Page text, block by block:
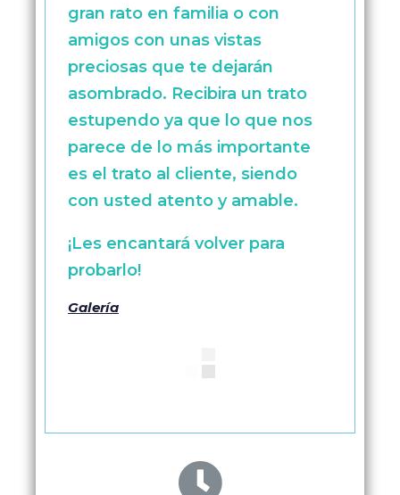
gran rato en familia o con
amigos con unas vistas
preciosas que te dejarán
asombrado. Recibira un trato
estupendo ya que lo que nos
parece de lo más importante
es el trato al cliente, siendo
con usted atento y amable.
¡Les encantará volver para
probarlo!
Galería